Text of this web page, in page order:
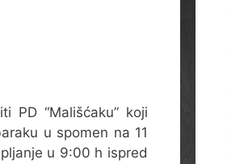
PD “Mališćaku” koji
u spomen na 11
u 9:00 h ispred